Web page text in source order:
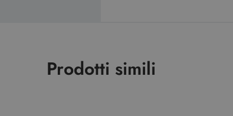
Prodotti simili